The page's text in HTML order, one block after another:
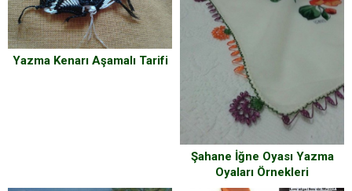
Yazma Kenarı Aşamalı Tarifi
Şahane İğne Oyası Yazma
Oyaları Örnekleri